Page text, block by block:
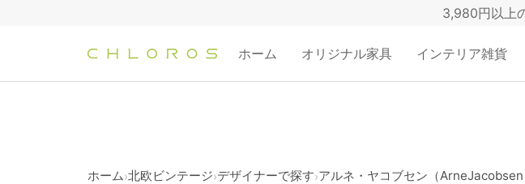
ツ
3,980円以上
ホーム オリジナル家具 インテリア雑貨
ホーム›北欧ビンテージ›デザイナーで探す›アルネ・ヤコブセン（ArneJacobsen